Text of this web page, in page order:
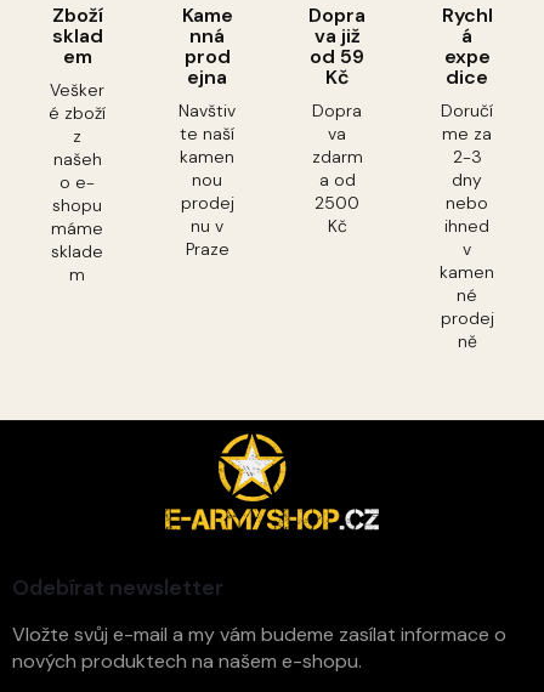
Zboží
sklad
em
Vešker
é zboží
z
našeh
o e-
shopu
máme
sklade
m
Kame
nná
prod
ejna
Navštiv
te naší
kamen
nou
prodej
nu v
Praze
Dopra
va již
od 59
Kč
Dopra
va
zdarm
a od
2500
Kč
Rychl
á
expe
dice
Doručí
me za
2-3
dny
nebo
ihned
v
kamen
né
prodej
ně
Odebírat newsletter
Vložte svůj e-mail a my vám budeme zasílat informace o
nových produktech na našem e-shopu.